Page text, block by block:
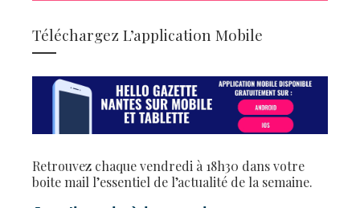
Téléchargez L’application Mobile
Retrouvez chaque vendredi à 18h30 dans votre
boite mail l’essentiel de l’actualité de la semaine.